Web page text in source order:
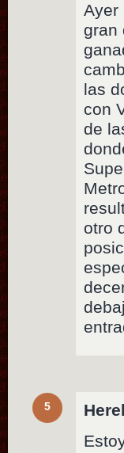
Ayer
gran
las
con
de
otro
5